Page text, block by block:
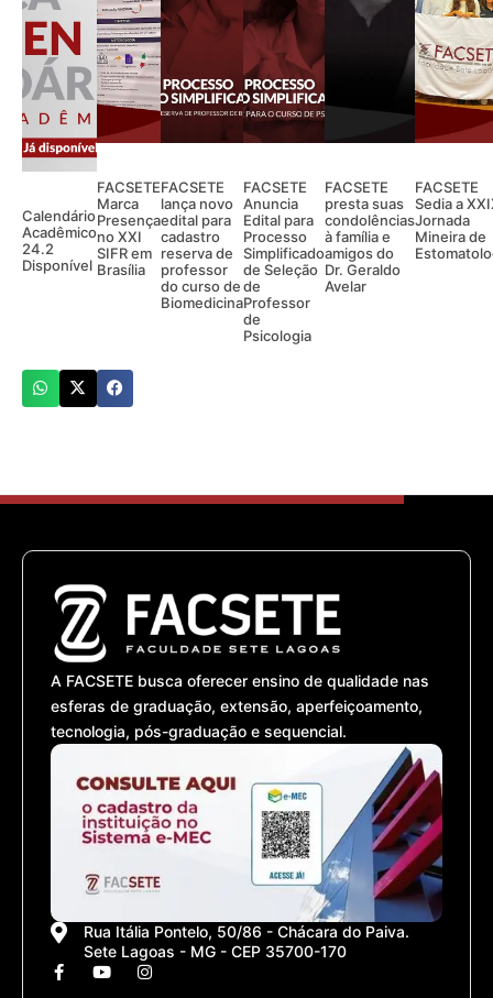
Calendário
Acadêmico
24.2
Disponível
FACSETE
Marca
Presença
no XXI
SIFR em
Brasília
FACSETE
lança novo
edital para
cadastro
reserva de
professor
do curso de
Biomedicina
FACSETE
Anuncia
Edital para
Processo
Simplificado
de Seleção
de
Professor
de
Psicologia
FACSETE
presta suas
condolências
à família e
amigos do
Dr. Geraldo
Avelar
FACSETE
Sedia a
Jornada
Mineira de
A FACSETE busca oferecer ensino de qualidade nas
esferas de graduação, extensão, aperfeiçoamento,
tecnologia, pós-graduação e sequencial.
Rua Itália Pontelo, 50/86 - Chácara do Paiva.
Sete Lagoas - MG - CEP 35700-170
F
a
Y I
n